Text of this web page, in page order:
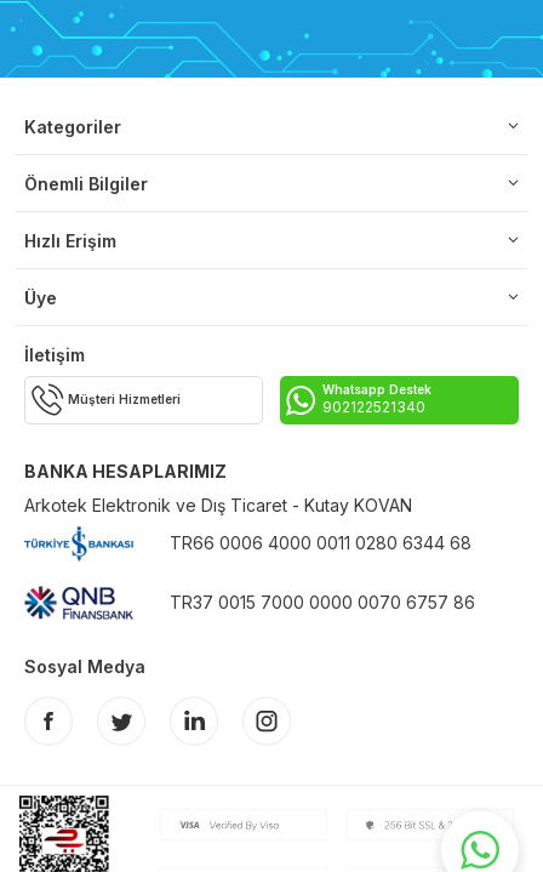
Kategoriler
Önemli Bilgiler
Hızlı Erişim
Üye
İletişim
Müşteri Hizmetleri
Whatsapp Destek
902122521340
BANKA HESAPLARIMIZ
Arkotek Elektronik ve Dış Ticaret - Kutay KOVAN
TR66 0006 4000 0011 0280 6344 68
TR37 0015 7000 0000 0070 6757 86
Sosyal Medya